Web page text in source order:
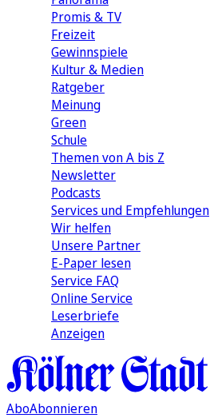
Promis & TV
Freizeit
Gewinnspiele
Kultur & Medien
Ratgeber
Meinung
Green
Schule
Themen von A bis Z
Newsletter
Podcasts
Services und Empfehlungen
Wir helfen
Unsere Partner
E-Paper lesen
Service FAQ
Online Service
Leserbriefe
Anzeigen
AboAbonnieren